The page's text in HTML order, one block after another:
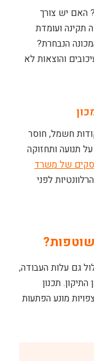
האם יש צורך
ועומדת
הנבחרת?
והוצאות לא
חשמל, חוסר
תנועה ותחזוקה
של משרד
לפני
גם עלות העבודה,
תכנון
מונע הפתעות